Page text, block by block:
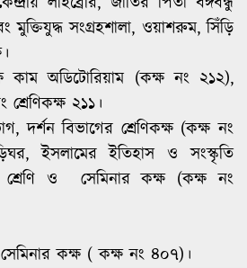
সংগ্রহশালা, ওয়াশরুম, সিঁড়ি
কাম অডিটোরিয়াম (কক্ষ নং ২১২),
২১১।
দর্শন বিভাগের শ্রেণিকক্ষ (কক্ষ নং
ইসলামের ইতিহাস ও সংস্কৃতি
শ্রেণি ও সেমিনার কক্ষ (কক্ষ নং
সেমিনার কক্ষ ( কক্ষ নং ৪০৭)।